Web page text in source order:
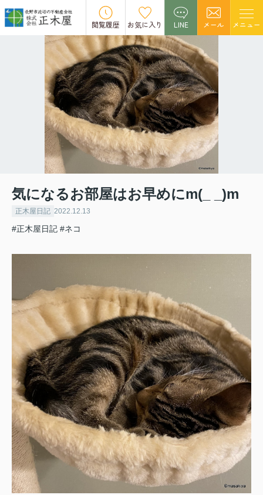
閲覧履歴 お気に入り LINE メール メニュー
気になるお部屋はお早めにm(_ _)m
正木屋日記 2022.12.13
#正木屋日記 #ネコ